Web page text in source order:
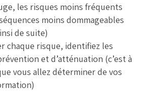
les risques moins fréquents
moins dommageables
de suite)
chaque risque, identifiez les
et d’atténuation (c’est à
vous allez déterminer de vos